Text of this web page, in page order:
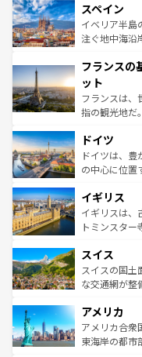
ろん、トスカ
景など、自然
ピザやパスタ
ませてくれる
なお、新着の
しい。
スペイン
イベリア半島
注ぐ地中海沿
文化が根付く
れる闘牛、そ
る。首都マド
アートに溢れ
せる。地方に
ンテンツ一覧
フランスの
ット
フランスは、
指の観光地だ
で、幅広い魅
聖堂、美し
から魅了する
いる。シャン
香り高いラベ
らに、パリ以
れる地方に足
を参照してほ
ドイツ
ドイツは、
の中心に位置
顔を持つこの
ルリンの文化
してライン川
は、お酒好きな人
ドイツ情報は
イギリス
イギリスは、
トミンスター
リアごとに異
ティー、ビー
戦など、本場
ンツ一覧を参
スイス
スイスの国土
な交通網が整
の建物がその
博物館もあり
ことができる
アメリカ
アメリカ合衆
東海岸の都市